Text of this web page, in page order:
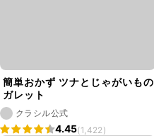
簡単おかず ツナとじゃがいもの
ガレット
クラシル公式
4.45(1,422)